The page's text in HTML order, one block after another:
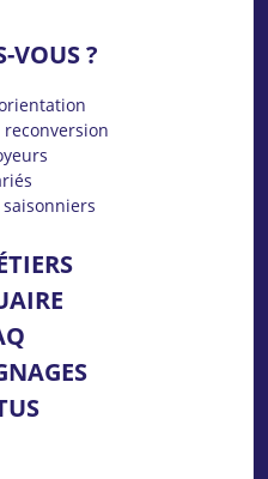
VOUS ?
reconversion